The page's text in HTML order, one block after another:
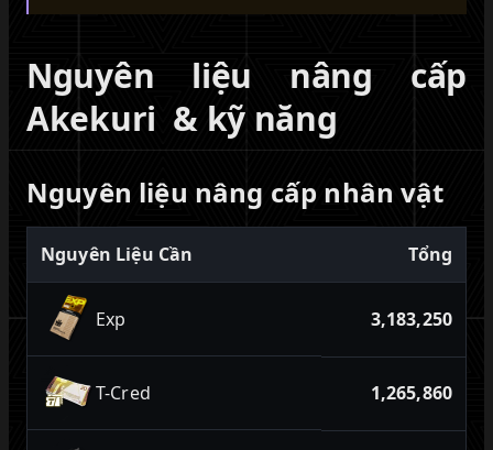
Nguyên liệu nâng cấp
Akekuri & kỹ năng
Nguyên liệu nâng cấp nhân vật
Nguyên Liệu Cần Tổng
Exp 3,183,250
T-Cred 1,265,860